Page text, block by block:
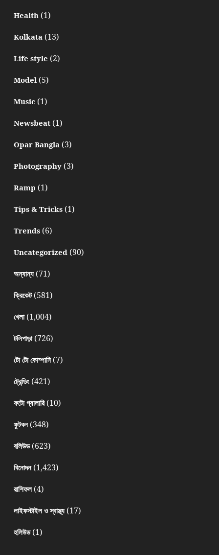
Health(1)
Kolkata(13)
Life style (2)
Model(5)
Music(1)
Newsbeat(1)
Opar Bangla(3)
Photography(3)
Ramp (1)
Tips & Tricks(1)
Trends(6)
Uncategorized(90)
অন্যান্য(71)
ক্রিকেট(581)
খেলা(1,004)
টলিপাড়া(726)
টো টো কোম্পানি(7)
ট্রেন্ডিং(421)
ফটো গ্যালারি(10)
ফুটবল(348)
বলিউড(623)
বিনোদন(1,423)
রাশিফল(4)
লাইফস্টাইল ও স্বাস্থ্য(17)
হলিউড(1)